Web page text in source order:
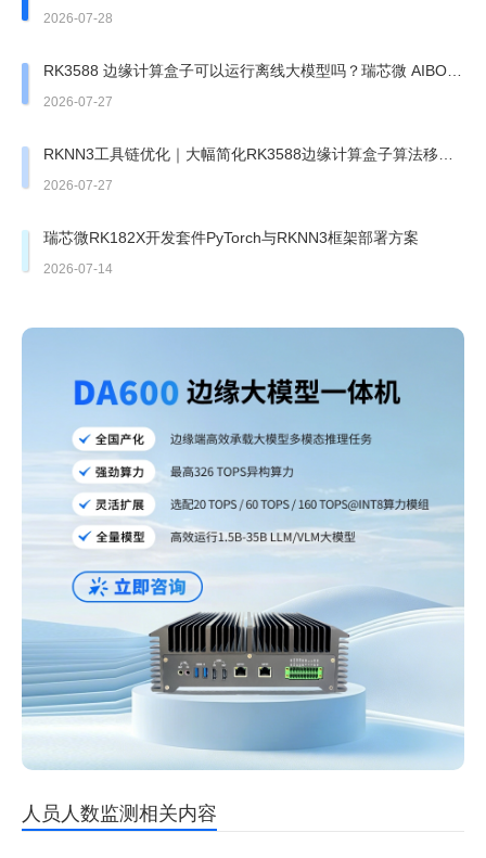
配）
2026-07-28
RK3588 边缘计算盒子可以运行离线大模型吗？瑞芯微 AIBOX
边缘盒子实测
2026-07-27
RKNN3工具链优化｜大幅简化RK3588边缘计算盒子算法移植
部署
2026-07-27
瑞芯微RK182X开发套件PyTorch与RKNN3框架部署方案
2026-07-14
人员人数监测相关内容